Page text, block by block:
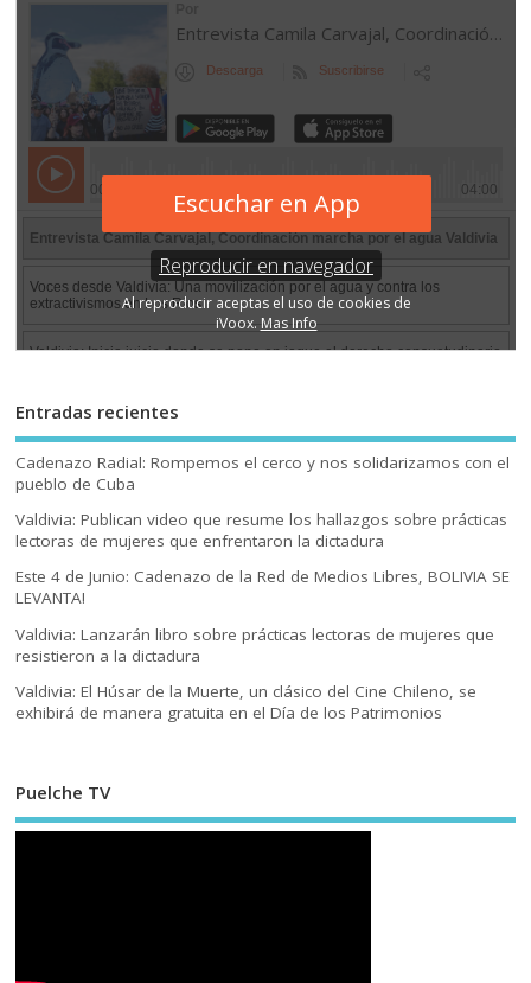
Entradas recientes
Cadenazo Radial: Rompemos el cerco y nos solidarizamos con el
pueblo de Cuba
Valdivia: Publican video que resume los hallazgos sobre prácticas
lectoras de mujeres que enfrentaron la dictadura
Este 4 de Junio: Cadenazo de la Red de Medios Libres, BOLIVIA SE
LEVANTA!
Valdivia: Lanzarán libro sobre prácticas lectoras de mujeres que
resistieron a la dictadura
Valdivia: El Húsar de la Muerte, un clásico del Cine Chileno, se
exhibirá de manera gratuita en el Día de los Patrimonios
Puelche TV